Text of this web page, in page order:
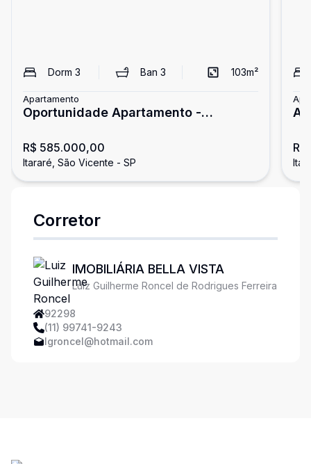
Dorm 3 Ban3 103m²
Apartamento
Oportunidade Apartamento -
R$ 585.000,00
Itararé, São Vicente - SP
Corretor
IMOBILIÁRIA BELLA VISTA
Luiz Guilherme Roncel de Rodrigues Ferreira
92298
(11) 99741-9243
lgroncel@hotmail.com